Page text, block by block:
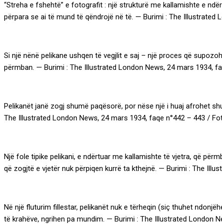
“Streha e fshehtë” e fotografit : një strukturë me kallamishte e
përpara se ai të mund të qëndrojë në të. — Burimi : The
Si një nënë pelikane ushqen të vegjlit e saj – një proces që
përmban. — Burimi : The Illustrated London News, 24 mars 1934,
Pelikanët janë zogj shumë paqësorë, por nëse një i huaj afrohet
The Illustrated London News, 24 mars 1934, faqe n°442 – 443 /
Një fole tipike pelikani, e ndërtuar me kallamishte të vjetra, që
që zogjtë e vjetër nuk përpiqen kurrë ta kthejnë. — Burimi : The
Në një fluturim fillestar, pelikanët nuk e tërheqin (siç thuhet
të krahëve, ngrihen pa mundim. — Burimi : The Illustrated London